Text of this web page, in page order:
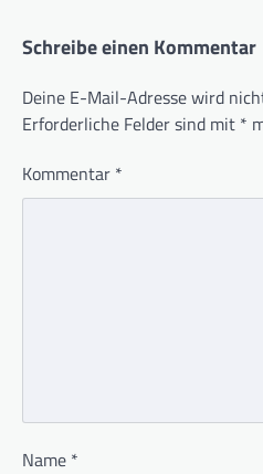
Schreibe einen Kommentar
Deine E-Mail-Adresse wird
Erforderliche Felder sind mit *
Kommentar *
Name *